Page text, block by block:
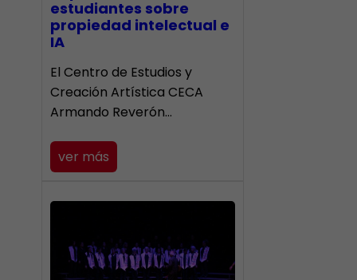
estudiantes sobre
propiedad intelectual e
IA
El Centro de Estudios y
Creación Artística CECA
Armando Reverón…
ver más